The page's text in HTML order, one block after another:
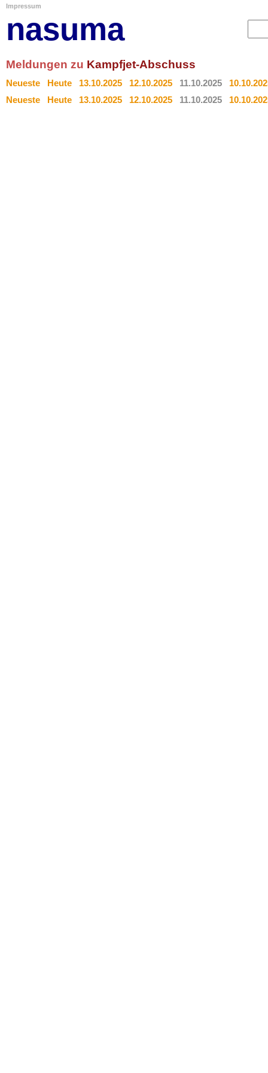
Impressum
nasuma
Meldungen zu Kampfjet-Abschuss
Neueste Heute 13.10.2025 12.10.2025 11.10.2025
Neueste
Heute 13.10.2025 12.10.2025 11.10.2025